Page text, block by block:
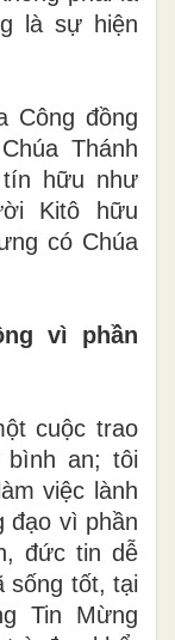
là sự hiện
Công đồng
Thánh
hữu như
Kitô hữu
có Chúa
vì phần
cuộc trao
bình an; tôi
việc lành
đạo vì phần
đức tin dễ
sống tốt, tại
Tin Mừng